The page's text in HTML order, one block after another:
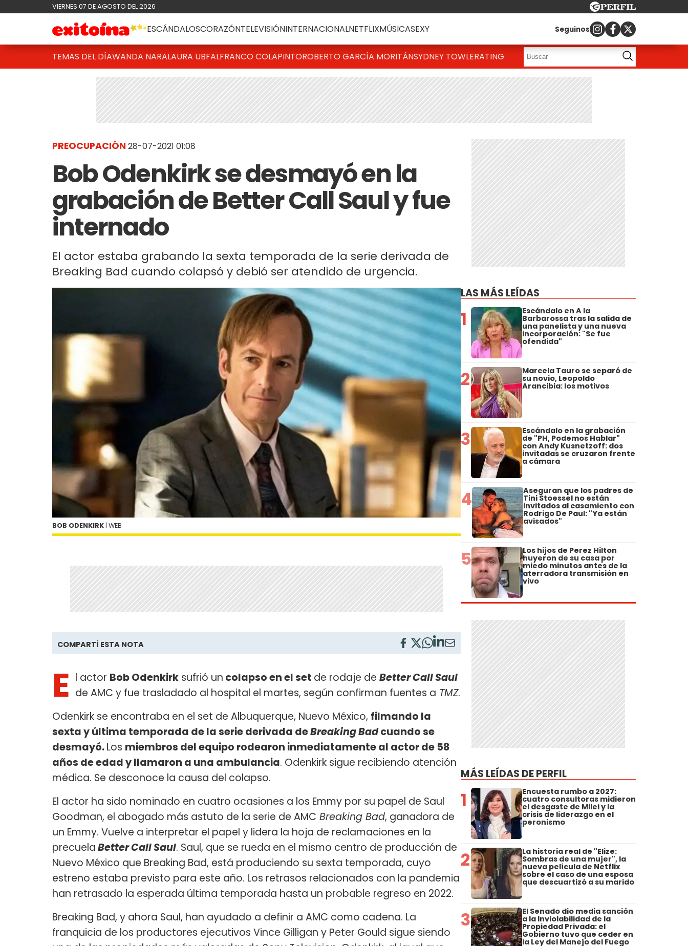
VIERNES 07 DE AGOSTO DEL 2026
ESCÁNDALOSCORAZÓNTELEVISIÓNINTERNACIONALNETFLIXMÚSICASEXY Seguinos
TEMAS DEL DÍAWANDA NARALAURA UBFALFRANCO COLAPINTOROBERTO GARCÍA MORITÁNSYDNEY TOWLERATING
PREOCUPACIÓN 28-07-2021 01:08
Bob Odenkirk se desmayó en la
grabación de Better Call Saul y fue
internado
El actor estaba grabando la sexta temporada de la serie derivada de
Breaking Bad cuando colapsó y debió ser atendido de urgencia.
BOB ODENKIRK | WEB
COMPARTÍ ESTA NOTA
E l actor Bob Odenkirk sufrió un colapso en el set de rodaje de Better Call Saul
de AMC y fue trasladado al hospital el martes, según confirman fuentes a TMZ.
Odenkirk se encontraba en el set de Albuquerque, Nuevo México, filmando la
sexta y última temporada de la serie derivada deBreaking Badcuando se
desmayó.Los miembros del equipo rodearon inmediatamente al actor de 58
años de edad y llamaron a una ambulancia. Odenkirk sigue recibiendo atención
médica. Se desconoce la causa del colapso.
El actor ha sido nominado en cuatro ocasiones a los Emmy por su papel de Saul
Goodman, el abogado más astuto de la serie de AMC Breaking Bad, ganadora de
un Emmy. Vuelve a interpretar el papel y lidera la hoja de reclamaciones en la
precuelaBetter Call Saul. Saul, que se rueda en el mismo centro de producción de
Nuevo México que Breaking Bad, está produciendo su sexta temporada, cuyo
estreno estaba previsto para este año. Los retrasos relacionados con la pandemia
han retrasado la esperada última temporada hasta un probable regreso en 2022.
Breaking Bad, y ahora Saul, han ayudado a definir a AMC como cadena. La
franquicia de los productores ejecutivos Vince Gilligan y Peter Gould sigue siendo
LAS MÁS LEÍDAS
1 Escándalo en A la
Barbarossa tras la salida de
una panelista y una nueva
incorporación: "Se fue
ofendida"
2 Marcela Tauro se separó de
su novio, Leopoldo
Arancibia: los motivos
3 Escándalo en la grabación
de "PH, Podemos Hablar"
con Andy Kusnetzoff: dos
invitadas se cruzaron frente
a cámara
4 Aseguran que los padres de
Tini Stoessel no están
invitados al casamiento con
Rodrigo De Paul: "Ya están
avisados"
5 Los hijos de Perez Hilton
huyeron de su casa por
miedo minutos antes de la
aterradora transmisión en
vivo
MÁS LEÍDAS DE PERFIL
1 Encuesta rumbo a 2027:
cuatro consultoras midieron
el desgaste de Milei y la
crisis de liderazgo en el
peronismo
2 La historia real de "Elize:
Sombras de una mujer", la
nueva película de Netflix
sobre el caso de una esposa
que descuartizó a su marido
3 El Senado dio media sanción
a la Inviolabilidad de la
Propiedad Privada: el
Gobierno tuvo que ceder en
la Ley del Manejo del Fuego